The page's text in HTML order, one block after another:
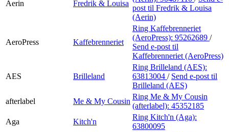
Aerin Fredrik & Louisa
post til Fredrik & Louisa
(Aerin)
AeroPress Kaffebrenneriet
Ring Kaffebrenneriet
(AeroPress): 95262689 /
Send e-post til
Kaffebrenneriet (AeroPress)
AES Brilleland
Ring Brilleland (AES):
63813004 / Send e-post til
Brilleland (AES)
afterlabel
Me & My Cousin
Ring Me & My Cousin
(afterlabel): 45352185
Aga
Kitch'n
Ring Kitch'n (Aga):
63800095